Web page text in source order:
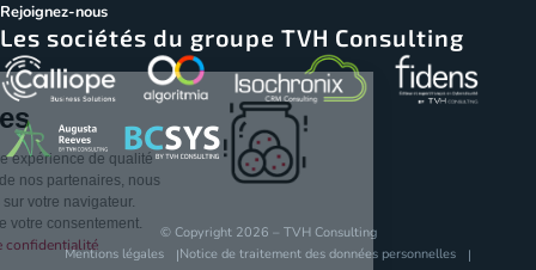
Rejoignez-nous
Les sociétés du groupe TVH Consulting
© Copyright 2026 – TVH Consulting
Mentions légales
Notice de traitement des données personnelles
Les Cookies
Pour vous assurer une expérience de qualité
sur notre site et ceux de nos partenaires, nous
stockons des cookies sur votre navigateur.
Nous avons besoin de votre consentement.
Lire notre politique de confidentialité